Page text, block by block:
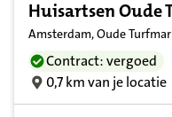
Huisartsen Oude
Amsterdam, Oude
Contract: vergoed
0,7 km van je locatie